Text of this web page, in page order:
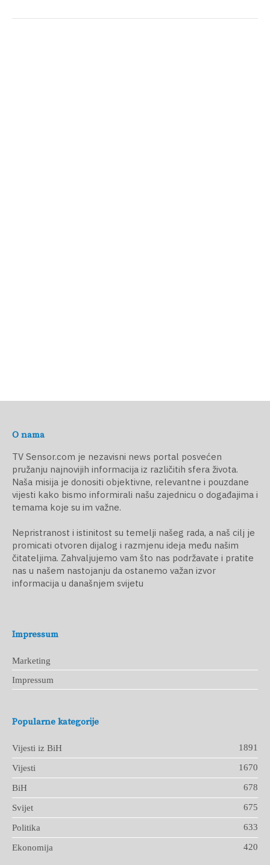
O nama
TV Sensor.com je nezavisni news portal posvećen
pružanju najnovijih informacija iz različitih sfera života.
Naša misija je donositi objektivne, relevantne i pouzdane
vijesti kako bismo informirali našu zajednicu o događajima i
temama koje su im važne.
Nepristranost i istinitost su temelji našeg rada, a naš cilj je
promicati otvoren dijalog i razmjenu ideja među našim
čitateljima. Zahvaljujemo vam što nas podržavate i pratite
nas u našem nastojanju da ostanemo važan izvor
informacija u današnjem svijetu
Impressum
Marketing
Impressum
Popularne kategorije
Vijesti iz BiH 1891
Vijesti 1670
BiH 678
Svijet 675
Politika 633
Ekonomija 420